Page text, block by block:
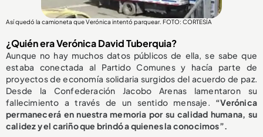
Así quedó la camioneta que Verónica intentó parquear. FOTO: CORTESÍA
¿Quién era Verónica David Tuberquia?
Aunque no hay muchos datos públicos de ella, se sabe que
estaba conectada al Partido Comunes y hacía parte de
proyectos de economía solidaria surgidos del acuerdo de paz.
Desde la Confederación Jacobo Arenas lamentaron su
fallecimiento a través de un sentido mensaje. “Verónica
permanecerá en nuestra memoria por su calidad humana, su
calidez y el cariño que brindó a quienes la conocimos”.